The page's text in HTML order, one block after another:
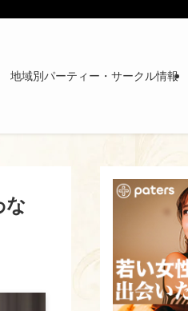
地域別パーティー・サークル情報
な